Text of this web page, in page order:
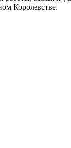
Королевстве.